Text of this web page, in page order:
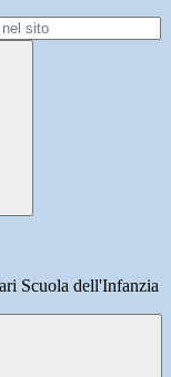
Scuola dell'Infanzia